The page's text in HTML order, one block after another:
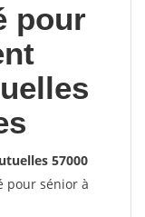
pour
57000
pour sénior à